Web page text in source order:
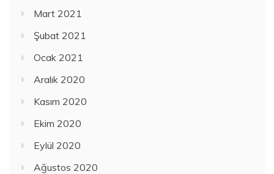
Mart 2021
Şubat 2021
Ocak 2021
Aralık 2020
Kasım 2020
Ekim 2020
Eylül 2020
Ağustos 2020